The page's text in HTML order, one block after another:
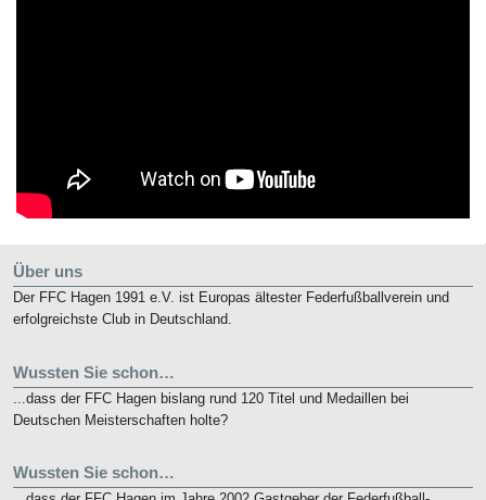
Über uns
Der FFC Hagen 1991 e.V. ist Europas ältester Federfußballverein und
erfolgreichste Club in Deutschland.
Wussten Sie schon…
...dass der FFC Hagen bislang rund 120 Titel und Medaillen bei
Deutschen Meisterschaften holte?
Wussten Sie schon…